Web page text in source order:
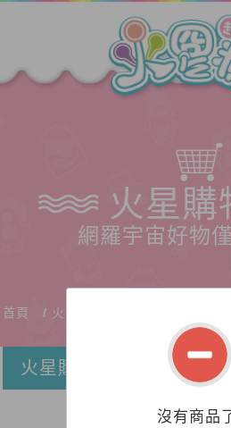
火星購
網羅宇宙好物
首頁 火星購物站
火星購物站
沒有商品